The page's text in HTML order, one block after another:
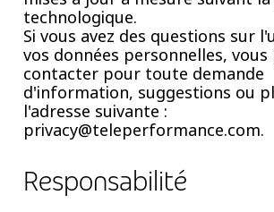
technologique.
Si vous avez des questions sur
vos données personnelles, vous
contacter pour toute demande
d'information, suggestions ou
l'adresse suivante :
privacy@teleperformance.com.
Responsabilité